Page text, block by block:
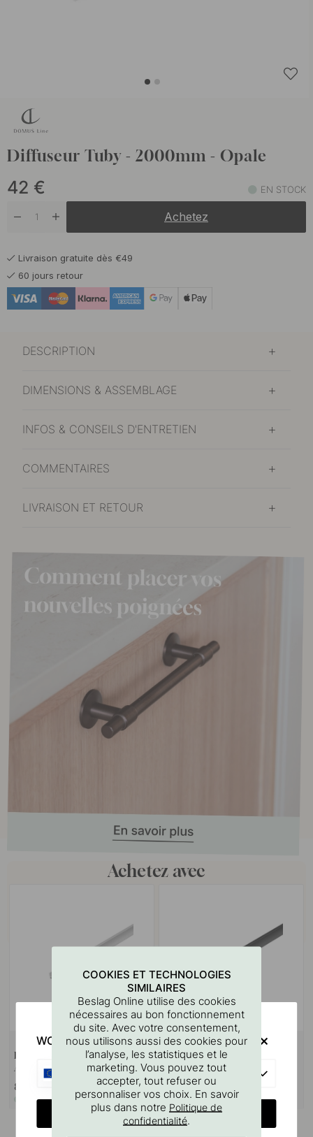
Diffuseur Tuby - 2000mm - Opale
42 € EN STOCK
Achetez
Livraison gratuite dès €49
60 jours retour
DESCRIPTION
DIMENSIONS & ASSEMBLAGE
INFOS & CONSEILS D'ENTRETIEN
COMMENTAIRES
LIVRAISON ET RETOUR
Achetez avec
Profil LED Tuby - 2000mm -
Aluminium
82 €
En stock
Profil LED Tuby - 2000mm -
Noir
82 €
En stock
COOKIES ET TECHNOLOGIES
SIMILAIRES
Beslag Online utilise des cookies
nécessaires au bon fonctionnement
du site. Avec votre consentement,
nous utilisons aussi des cookies pour
l’analyse, les statistiques et le
marketing. Vous pouvez tout
accepter, tout refuser ou
personnaliser vos choix. En savoir
plus dans notre Politique de
confidentialité.
WOULD YOU RATHER VISIT?
CHANGE COUNTRY